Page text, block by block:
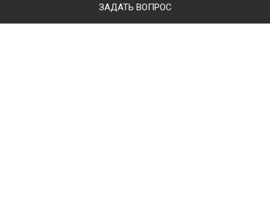
ЗАДАТЬ ВОПРОС